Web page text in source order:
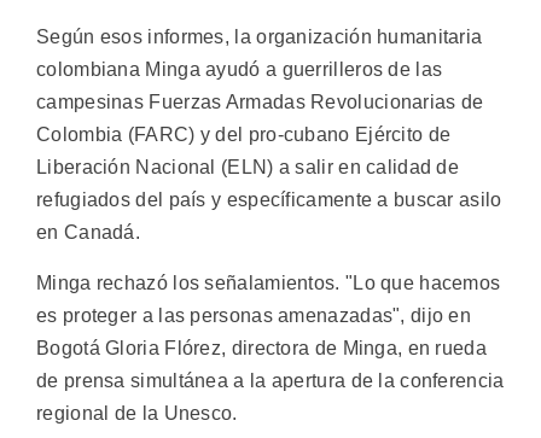
Según esos informes, la organización humanitaria
colombiana Minga ayudó a guerrilleros de las
campesinas Fuerzas Armadas Revolucionarias de
Colombia (FARC) y del pro-cubano Ejército de
Liberación Nacional (ELN) a salir en calidad de
refugiados del país y específicamente a buscar asilo
en Canadá.
Minga rechazó los señalamientos. "Lo que hacemos
es proteger a las personas amenazadas", dijo en
Bogotá Gloria Flórez, directora de Minga, en rueda
de prensa simultánea a la apertura de la conferencia
regional de la Unesco.